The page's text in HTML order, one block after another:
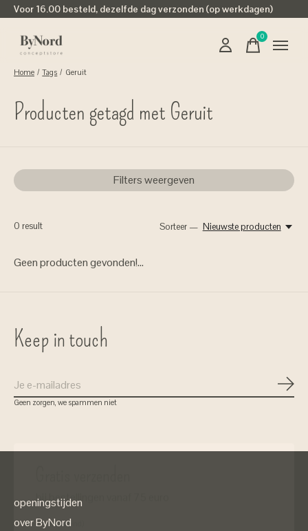
Voor 16.00 besteld, dezelfde dag verzonden (op werkdagen)
0items
Home / Tags / Geruit
Producten getagd met Geruit
Filters weergeven
0 result Sorteer — Nieuwste producten
Geen producten gevonden!...
Keep in touch
Geen zorgen, we spammen niet
openingstijden
over ByNord
( in Nederland)